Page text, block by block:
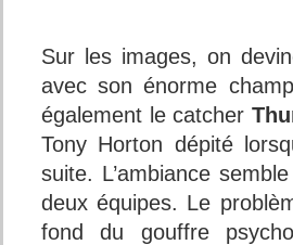
Sur les images, on
avec son énorme
également le catcher
Tony Horton dépité
suite. L’ambiance
deux équipes. Le
fond du gouffre